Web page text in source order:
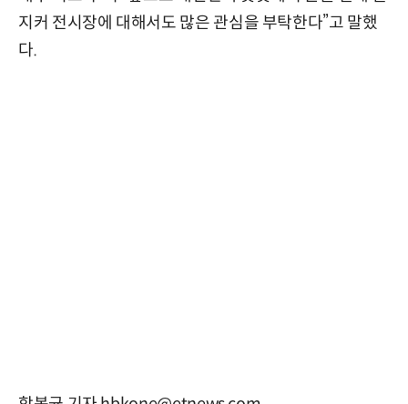
지커 전시장에 대해서도 많은 관심을 부탁한다”고 말했
다.